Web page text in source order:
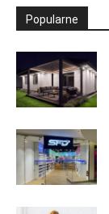
Popularne